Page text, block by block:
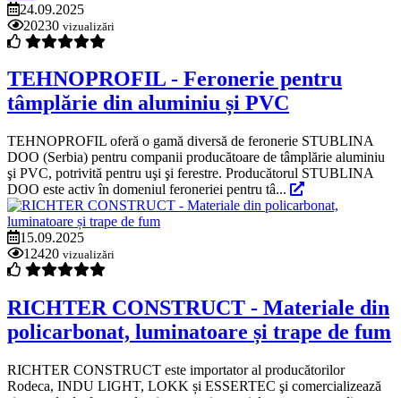
24.09.2025
20230 vizualizări
TEHNOPROFIL - Feronerie pentru
tâmplărie din aluminiu și PVC
TEHNOPROFIL oferă o gamă diversă de feronerie STUBLINA
DOO (Serbia) pentru companii producătoare de tâmplărie aluminiu
şi PVC, potrivită pentru uşi şi ferestre. Producătorul STUBLINA
DOO este activ în domeniul feroneriei pentru tâ...
15.09.2025
12420 vizualizări
RICHTER CONSTRUCT - Materiale din
policarbonat, luminatoare și trape de fum
RICHTER CONSTRUCT este importator al producătorilor
Rodeca, INDU LIGHT, LOKK și ESSERTEC şi comercializează